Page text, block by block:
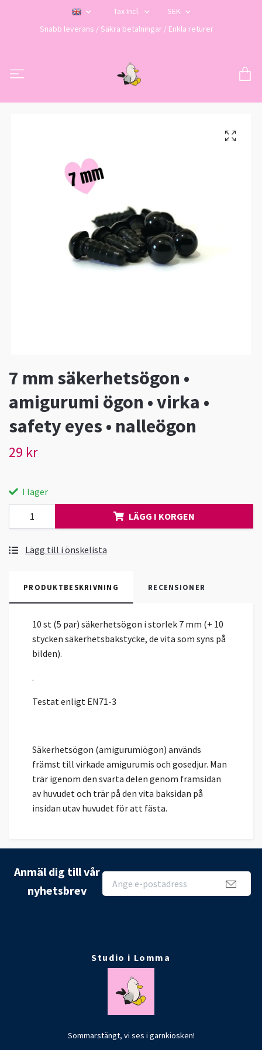
Tax Incl.
SEK
Snabb leverans / Säkra betalningar / Enkla returer
7 mm säkerhetsögon •
amigurumi ögon • virka •
safety eyes • nalleögon
29 kr
I lager
LÄGG I KORGEN
Lägg till i önskelista
PRODUKTBESKRIVNING RECENSIONER
10 st (5 par) säkerhetsögon i storlek 7 mm (+ 10
stycken säkerhetsbakstycke, de vita som syns på
bilden).
.
Testat enligt EN71-3
Säkerhetsögon (amigurumiögon) används
främst till virkade amigurumis och gosedjur. Man
trär igenom den svarta delen genom framsidan
av huvudet och trär på den vita baksidan på
insidan utav huvudet för att fästa.
Anmäl dig till vår
nyhetsbrev
Studio i Lomma
Sommarstängt, vi ses i garnkiosken!